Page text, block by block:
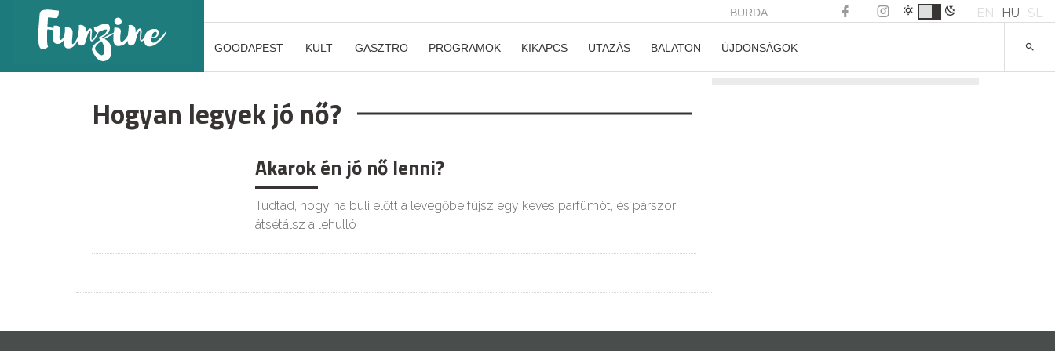
BURDA EN HU SL
GOODAPEST KULT GASZTRO PROGRAMOK KIKAPCS UTAZÁS BALATON ÚJDONSÁGOK
Hogyan legyek jó nő?
Akarok én jó nő lenni?
Tudtad, hogy ha buli előtt a levegőbe fújsz egy kevés parfümöt, és párszor
átsétálsz a lehulló